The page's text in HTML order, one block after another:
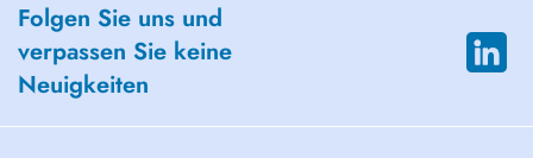
Folgen Sie uns und
verpassen Sie keine
Neuigkeiten